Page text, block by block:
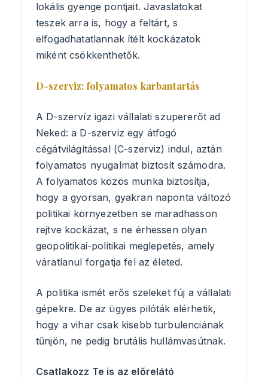
lokális gyenge pontjait. Javaslatokat
teszek arra is, hogy a feltárt, s
elfogadhatatlannak ítélt kockázatok
miként csökkenthetők.
D-szerviz: folyamatos karbantartás
A D-szervíz igazi vállalati szupererőt ad
Neked: a D-szerviz egy átfogó
cégátvilágítással (C-szerviz) indul, aztán
folyamatos nyugalmat biztosít számodra.
A folyamatos közös munka biztosítja,
hogy a gyorsan, gyakran naponta változó
politikai környezetben se maradhasson
rejtve kockázat, s ne érhessen olyan
geopolitikai-politikai meglepetés, amely
váratlanul forgatja fel az életed.
A politika ismét erős szeleket fúj a vállalati
gépekre. De az ügyes pilóták elérhetik,
hogy a vihar csak kisebb turbulenciának
tűnjön, ne pedig brutális hullámvasútnak.
Csatlakozz Te is az előrelátó